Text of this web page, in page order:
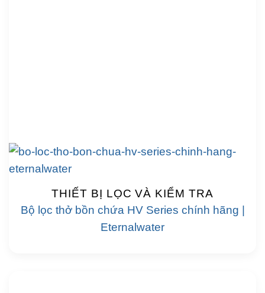
THIẾT BỊ LỌC VÀ KIỂM TRA
Bộ lọc thở bồn chứa HV Series chính hãng |
Eternalwater